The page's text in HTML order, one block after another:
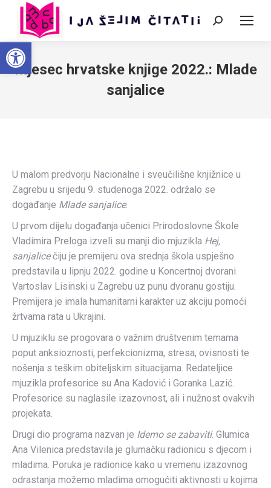
Open toolbar
Search:
Mjesec hrvatske knjige 2022.: Mlade
sanjalice
U malom predvorju Nacionalne i sveučilišne knjižnice u
Zagrebu u srijedu 9. studenoga 2022. održalo se
događanje Mlade sanjalice.
U prvom dijelu događanja učenici Prirodoslovne Škole
Vladimira Preloga izveli su manji dio mjuzikla Hej,
sanjalicečiju je premijeru ova srednja škola uspješno
predstavila u lipnju 2022. godine u Koncertnoj dvorani
Vartoslav Lisinski u Zagrebu uz punu dvoranu gostiju.
Premijera je imala humanitarni karakter uz akciju pomoći
žrtvama rata u Ukrajini.
U mjuziklu se progovara o važnim društvenim temama
poput anksioznosti, perfekcionizma, stresa, ovisnosti te
nošenja s teškim obiteljskim situacijama. Redateljice
mjuzikla profesorice su Ana Kadović i Goranka Lazić.
Profesorice su naglasile izazovnost, ali i nužnost ovakvih
projekata.
Drugi dio programa nazvan je Idemo se zabaviti. Glumica
Ana Vilenica predstavila je glumačku radionicu s djecom i
mladima. Poruka je radionice kako u vremenu izazovnog
odrastanja možemo mladima omogućiti aktivnosti u kojima